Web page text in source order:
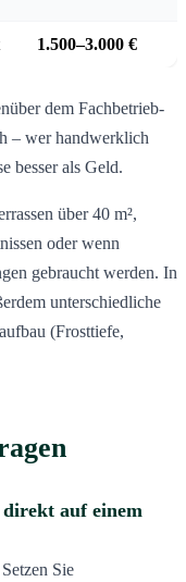
1.500–3.000 €
dem Fachbetrieb-
– wer handwerklich
besser als Geld.
über 40 m²,
oder wenn
gebraucht werden. In
unterschiedliche
(Frosttiefe,
auf einem
Sie